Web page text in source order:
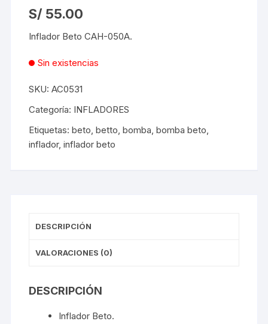
S/ 55.00
Inflador Beto CAH-050A.
Sin existencias
SKU:AC0531
Categoría: INFLADORES
Etiquetas:beto,betto,bomba,bomba beto,
inflador,inflador beto
DESCRIPCIÓN
VALORACIONES (0)
DESCRIPCIÓN
Inflador Beto.